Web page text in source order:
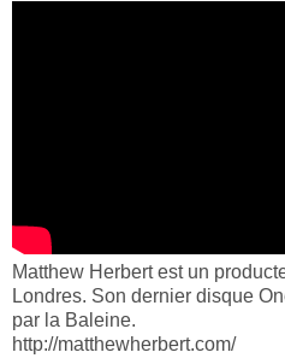
Matthew Herbert est un
Londres. Son dernier disque
par la Baleine.
http://matthewherbert.com/